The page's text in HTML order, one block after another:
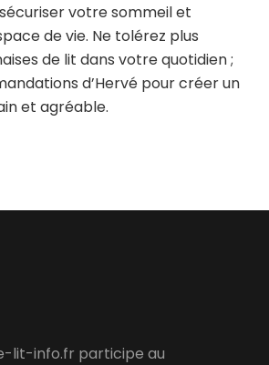
votre sommeil et
de vie. Ne tolérez plus
de lit dans votre quotidien ;
d’Hervé pour créer un
et agréable.
lit-info.fr participe au